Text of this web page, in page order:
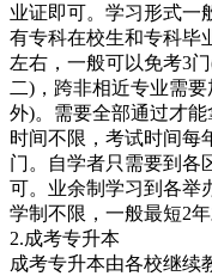
业证即可。学习形式一
有专科在校生和专科毕
左右，一般可以免考3
二)，跨非相近专业需
外)。需要全部通过才
时间不限，考试时间每
门。自学者只需要到各
可。业余制学习到各举
学制不限，一般最短2
2.成考专升本
成考专升本由各校继续